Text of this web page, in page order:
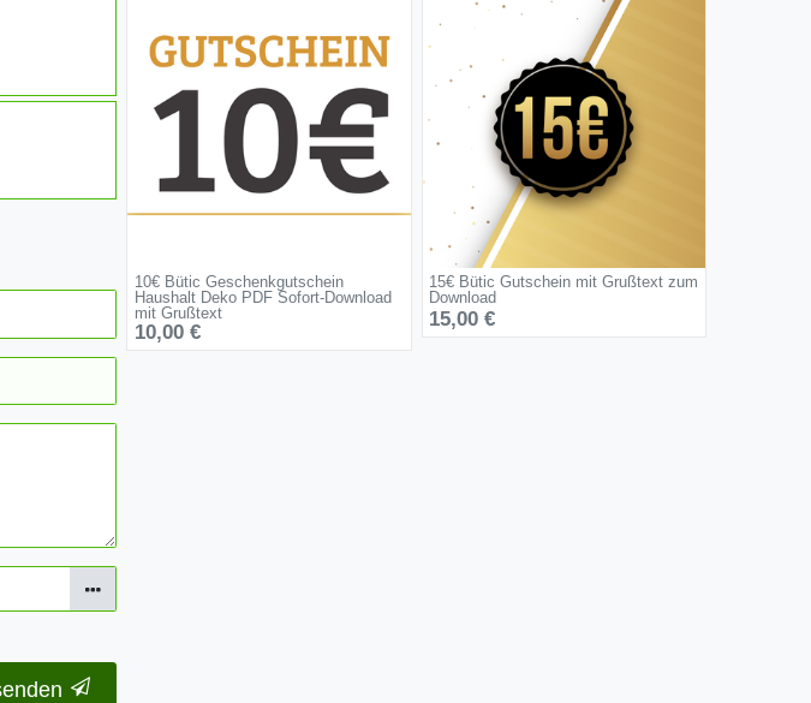
10€ Bütic Geschenkgutschein
Haushalt Deko PDF Sofort-Download
mit Grußtext
10,00 €
15€ Bütic Gutschein mit Grußtext zum
Download
15,00 €